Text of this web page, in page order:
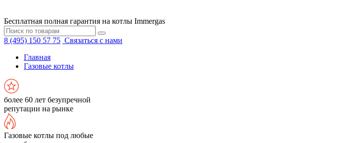
Бесплатная полная гарантия на котлы Immergas
8 (495) 150 57 75 Связаться с нами
Главная
Газовые котлы
более 60 лет безупречной
репутации на рынке
Газовые котлы под любые